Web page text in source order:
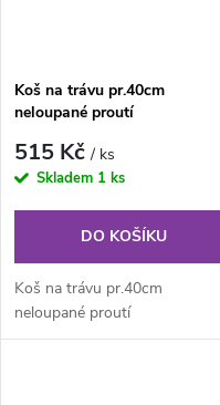
Koš na trávu pr.40cm
neloupané proutí
515 Kč/ ks
Skladem 1 ks
DO KOŠÍKU
Koš na trávu pr.40cm
neloupané proutí